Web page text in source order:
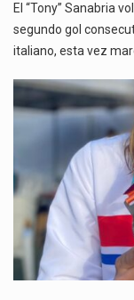
El “Tony” Sanabria
segundo gol
italiano, esta vez